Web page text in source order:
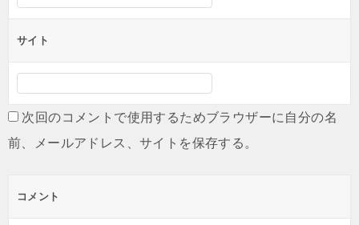
サイト
次回のコメントで使用するためブラウザーに自分の名
前、メールアドレス、サイトを保存する。
コメント